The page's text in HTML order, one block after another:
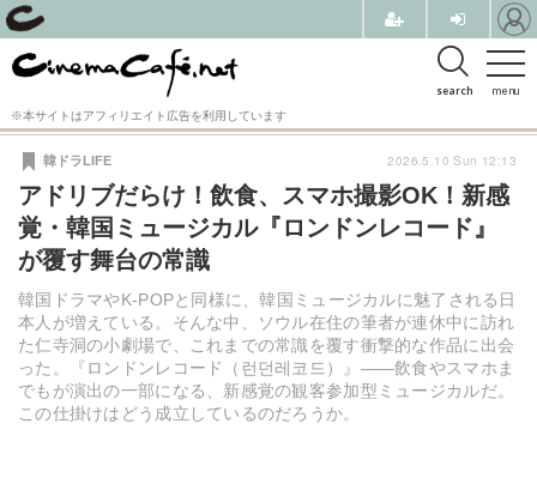
menu
search
※本サイトはアフィリエイト広告を利用しています
アドリブだらけ！飲食、スマホ撮影OK！新感
覚・韓国ミュージカル『ロンドンレコード』
が覆す舞台の常識
韓国ドラマやK-POPと同様に、韓国ミュージカルに魅了される日
本人が増えている。そんな中、ソウル在住の筆者が連休中に訪れ
た仁寺洞の小劇場で、これまでの常識を覆す衝撃的な作品に出会
った。『ロンドンレコード（런던레코드）』――飲食やスマホま
でもが演出の一部になる、新感覚の観客参加型ミュージカルだ。
この仕掛けはどう成立しているのだろうか。
韓ドラLIFE 2026.5.10 Sun 12:13